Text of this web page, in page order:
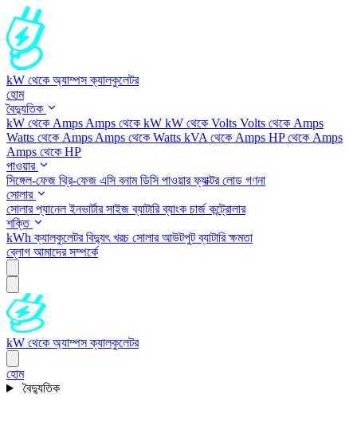
kW থেকে অ্যাম্পস ক্যালকুলেটর
হোম
বৈদ্যুতিক
kW থেকে Amps Amps থেকে kW kW থেকে Volts Volts থেকে Amps
Watts থেকে Amps Amps থেকে Watts kVA থেকে Amps HP থেকে Amps
Amps থেকে HP
পাওয়ার
সিঙ্গেল-ফেজ থ্রি-ফেজ এসি বনাম ডিসিপাওয়ার ফ্যাক্টরলোড গণনা
সোলার
সোলার প্যানেলইনভার্টার সাইজব্যাটারি ব্যাংক চার্জ কন্ট্রোলার
শক্তি
kWh ক্যালকুলেটরবিদ্যুৎ খরচ সোলার আউটপুটব্যাটারি ক্ষমতা
ব্লোগ আমাদের সম্পর্কে
kW থেকে অ্যাম্পস ক্যালকুলেটর
হোম
বৈদ্যুতিক